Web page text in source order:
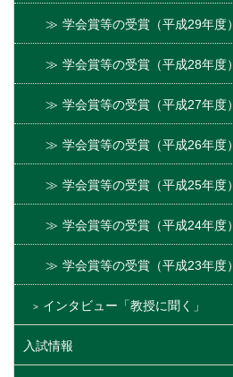
学会賞等の受賞（平成29年度）
学会賞等の受賞（平成28年度）
学会賞等の受賞（平成27年度）
学会賞等の受賞（平成26年度）
学会賞等の受賞（平成25年度）
学会賞等の受賞（平成24年度）
学会賞等の受賞（平成23年度）
インタビュー「教授に聞く」
入試情報